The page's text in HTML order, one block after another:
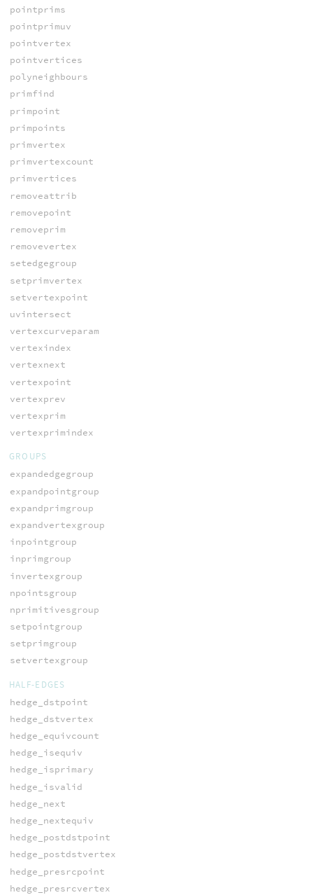
pointprims
pointprimuv
pointvertex
pointvertices
polyneighbours
primfind
primpoint
primpoints
primvertex
primvertexcount
primvertices
removeattrib
removepoint
removeprim
removevertex
setedgegroup
setprimvertex
setvertexpoint
uvintersect
vertexcurveparam
vertexindex
vertexnext
vertexpoint
vertexprev
vertexprim
vertexprimindex
GROUPS
expandedgegroup
expandpointgroup
expandprimgroup
expandvertexgroup
inpointgroup
inprimgroup
invertexgroup
npointsgroup
nprimitivesgroup
setpointgroup
setprimgroup
setvertexgroup
HALF-EDGES
hedge_dstpoint
hedge_dstvertex
hedge_equivcount
hedge_isequiv
hedge_isprimary
hedge_isvalid
hedge_next
hedge_nextequiv
hedge_postdstpoint
hedge_postdstvertex
hedge_presrcpoint
hedge_presrcvertex